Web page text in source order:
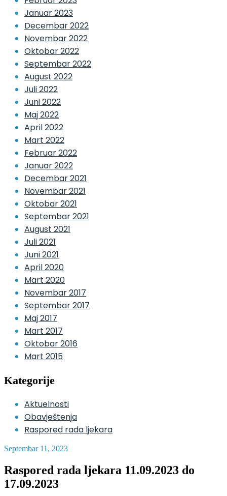
Januar 2023
Decembar 2022
Novembar 2022
Oktobar 2022
Septembar 2022
August 2022
Juli 2022
Juni 2022
Maj 2022
April 2022
Mart 2022
Februar 2022
Januar 2022
Decembar 2021
Novembar 2021
Oktobar 2021
Septembar 2021
August 2021
Juli 2021
Juni 2021
April 2020
Mart 2020
Novembar 2017
Septembar 2017
Maj 2017
Mart 2017
Oktobar 2016
Mart 2015
Kategorije
Aktuelnosti
Obavještenja
Raspored rada ljekara
Septembar 11, 2023
Raspored rada ljekara 11.09.2023 do
17.09.2023